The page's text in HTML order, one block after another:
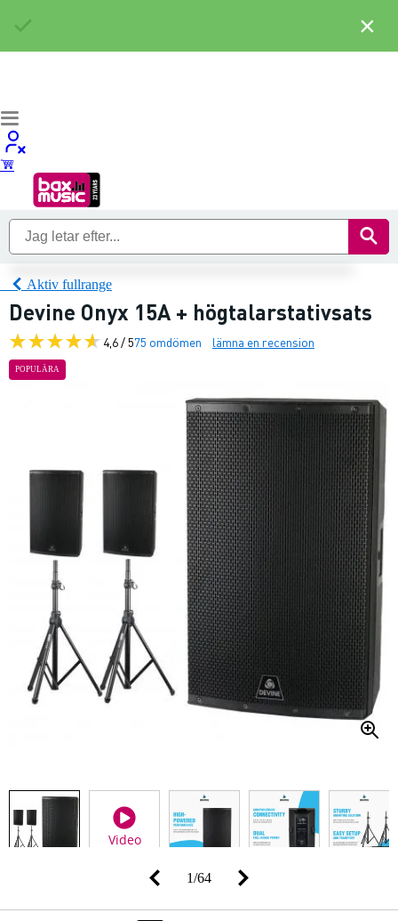
Aktiv fullrange
Devine Onyx 15A + högtalarstativsats
4,6 / 575 omdömen lämna en recension
POPULÄRA
Video
1/64
×